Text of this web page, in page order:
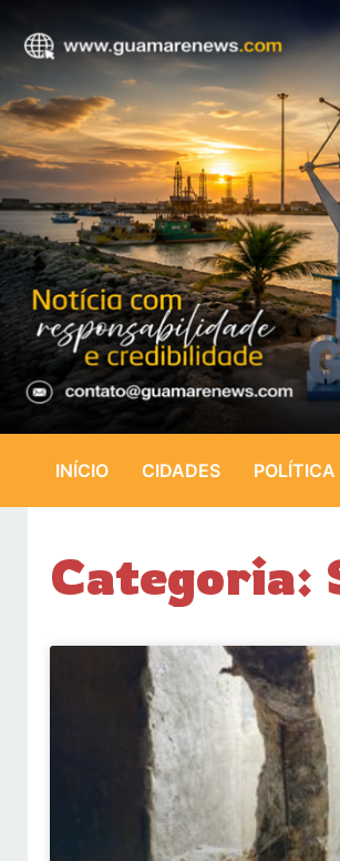
INÍCIO CIDADES POLÍTICA
Categoria: